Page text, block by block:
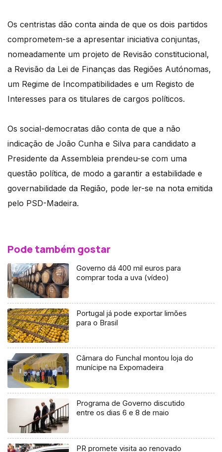
Os centristas dão conta ainda de que os dois partidos
comprometem-se a apresentar iniciativa conjuntas,
nomeadamente um projeto de Revisão constitucional,
a Revisão da Lei de Finanças das Regiões Autónomas,
um Regime de Incompatibilidades e um Registo de
Interesses para os titulares de cargos políticos.
Os social-democratas dão conta de que a não
indicação de João Cunha e Silva para candidato a
Presidente da Assembleia prendeu-se com uma
questão política, de modo a garantir a estabilidade e
governabilidade da Região, pode ler-se na nota emitida
pelo PSD-Madeira.
Pode também gostar
Governo dá 400 mil euros para
comprar toda a uva (vídeo)
Portugal já pode exportar limões
para o Brasil
Câmara do Funchal montou loja do
munícipe na Expomadeira
Programa de Governo discutido
entre os dias 6 e 8 de maio
PR promete visita ao renovado